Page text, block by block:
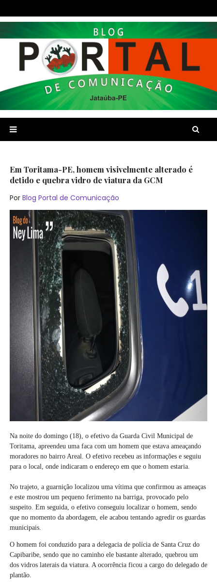
Em Toritama-PE, homem visivelmente alterado é
detido e quebra vidro de viatura da GCM
Por Blog Portal de Comunicação
Na noite do domingo (18), o efetivo da Guarda Civil Municipal de
Toritama, apreendeu uma faca com um homem que estava ameaçando
moradores no bairro Areal. O efetivo recebeu as informações e seguiu
para o local, onde indicaram o endereço em que o homem estaria.
No trajeto, a guarnição localizou uma vítima que confirmou as ameaças
e este mostrou um pequeno ferimento na barriga, provocado pelo
suspeito. Em seguida, o efetivo conseguiu localizar o homem, sendo
que no momento da abordagem, ele acabou tentando agredir os guardas
municipais.
O homem foi conduzido para a delegacia de polícia de Santa Cruz do
Capibaribe, sendo que no caminho ele bastante alterado, quebrou um
dos vidros laterais da viatura. A ocorrência ficou a cargo do delegado de
plantão.